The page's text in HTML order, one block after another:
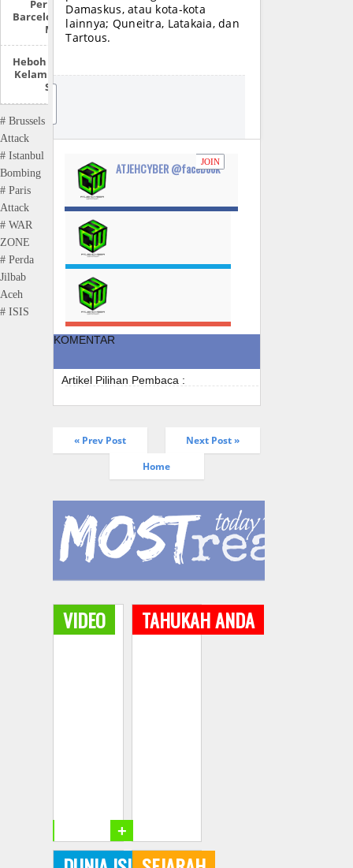
Permusuhan
Barcelona Dan Real
Madrid
Heboh ‘Survei’ Ukur
Kelamin Siswa SMP
Sabang
# Brussels
Attack
# Istanbul
Bombing
# Paris
Attack
# WAR
ZONE
# Perda
Jilbab
Aceh
# ISIS
Damaskus, atau kota-kota
lainnya; Quneitra, Latakaia, dan
Tartous.
ATJEHCYBER @facebook
JOIN
KOMENTAR
Artikel Pilihan Pembaca :
« Prev Post
Next Post »
Home
VIDEO TAHUKAH ANDA
+